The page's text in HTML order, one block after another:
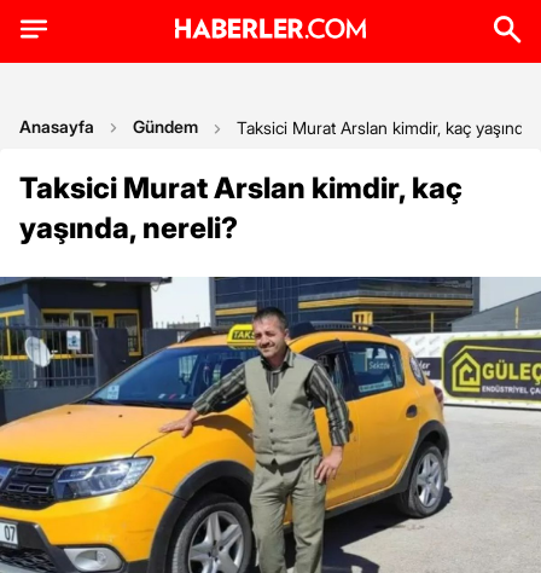
Anasayfa Gündem Taksici Murat Arslan kimdir, kaç
Taksici Murat Arslan kimdir, kaç
yaşında, nereli?